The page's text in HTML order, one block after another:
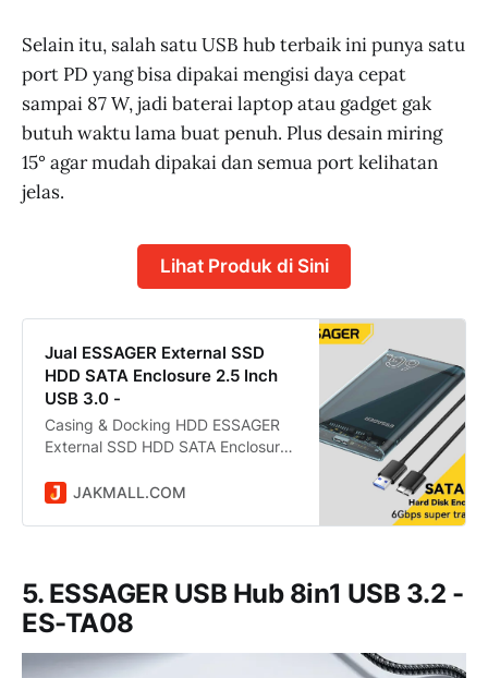
Selain itu, salah satu USB hub terbaik ini punya satu
port PD yang bisa dipakai mengisi daya cepat
sampai 87 W, jadi baterai laptop atau gadget gak
butuh waktu lama buat penuh. Plus desain miring
15° agar mudah dipakai dan semua port kelihatan
jelas.
Lihat Produk di Sini
Jual ESSAGER External SSD
HDD SATA Enclosure 2.5 Inch
USB 3.0 -
Casing & Docking HDD ESSAGER
External SSD HDD SATA Enclosure
harga Rp 46.800 dikirim dari DKI
JAKMALL.COM
5. ESSAGER USB Hub 8in1 USB 3.2 -
ES-TA08